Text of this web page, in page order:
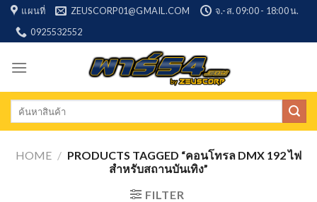
Skip
content
แผนที่ ZEUSCORP01@GMAIL.COM
จ.-ส. 09:00 - 18:00 น.
0925532552
Search
HOME / PRODUCTS TAGGED “คอนโทรล DMX 192 ไฟ
สำหรับสถานบันเทิง”
FILTER